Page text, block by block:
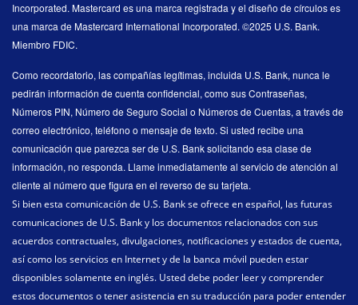
Incorporated. Mastercard es una marca registrada y el diseño de círculos es
una marca de Mastercard International Incorporated. ©2025 U.S. Bank.
Miembro FDIC.
Como recordatorio, las compañías legítimas, incluida U.S. Bank, nunca le
pedirán información de cuenta confidencial, como sus Contraseñas,
Números PIN, Número de Seguro Social o Números de Cuentas, a través de
correo electrónico, teléfono o mensaje de texto. Si usted recibe una
comunicación que parezca ser de U.S. Bank solicitando esa clase de
información, no responda. Llame inmediatamente al servicio de atención al
cliente al número que figura en el reverso de su tarjeta.
Si bien esta comunicación de U.S. Bank se ofrece en español, las futuras
comunicaciones de U.S. Bank y los documentos relacionados con sus
acuerdos contractuales, divulgaciones, notificaciones y estados de cuenta,
así como los servicios en Internet y de la banca móvil pueden estar
disponibles solamente en inglés. Usted debe poder leer y comprender
estos documentos o tener asistencia en su traducción para poder entender